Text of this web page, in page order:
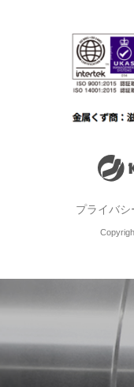
プライバシ